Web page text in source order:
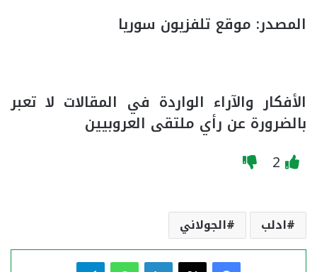
المصدر: موقع تلفزيون سوريا
الأفكار والآراء الواردة في المقالات لا تعبر
بالضرورة عن رأي ملتقى العروبيين
2
ادلب الجولاني
فيسبوك لينكدإن واتساب